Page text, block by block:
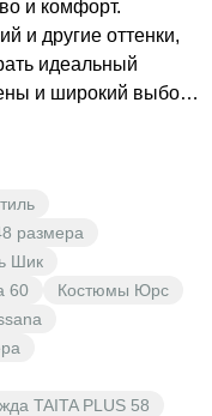
и комфорт.
и другие оттенки,
идеальный
и широкий выбор
размера
Шик
60
Костюмы Юрс
TAITA PLUS 58